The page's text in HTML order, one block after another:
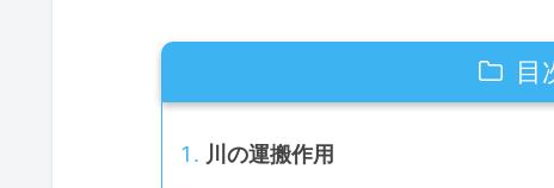
目
川の運搬作用